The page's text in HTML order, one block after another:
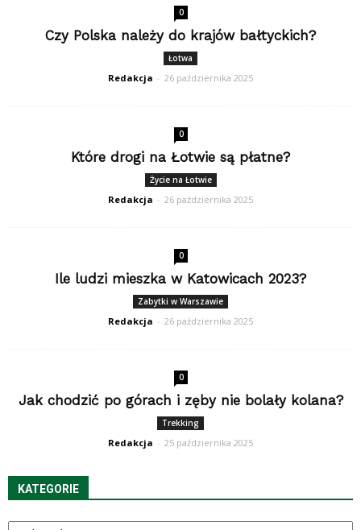
0
Czy Polska należy do krajów bałtyckich?
Łotwa
Redakcja - 26 października 2025
0
Które drogi na Łotwie są płatne?
Życie na Łotwie
Redakcja - 26 października 2025
0
Ile ludzi mieszka w Katowicach 2023?
Zabytki w Warszawie
Redakcja - 26 października 2025
0
Jak chodzić po górach i zęby nie bolały kolana?
Trekking
Redakcja - 25 października 2025
KATEGORIE
Kategorie